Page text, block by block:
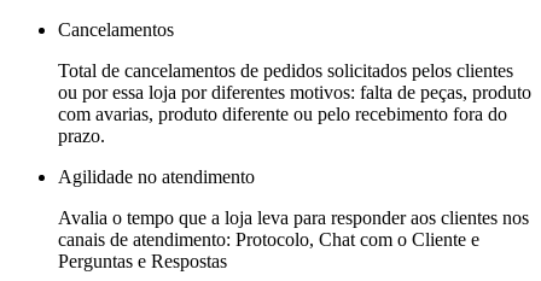
Cancelamentos
Total de cancelamentos de pedidos solicitados pelos clientes
ou por essa loja por diferentes motivos: falta de peças, produto
com avarias, produto diferente ou pelo recebimento fora do
prazo.
Agilidade no atendimento
Avalia o tempo que a loja leva para responder aos clientes nos
canais de atendimento: Protocolo, Chat com o Cliente e
Perguntas e Respostas